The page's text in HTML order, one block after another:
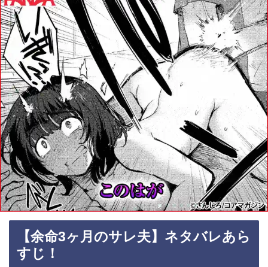
【余命3ヶ月のサレ夫】ネタバレあら
すじ！